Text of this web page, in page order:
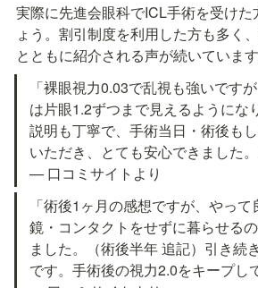
実際に先進会眼科でICL手術を受けた
ょう。割引制度を利用した方も多く
とともに紹介される声が続いています
「裸眼視力0.03で乱視も強いです
は片眼1.2ずつまで見えるようにな
説明も丁寧で、手術当日・術後も
いただき、とても安心できました。
— 口コミサイトより
「術後1ヶ月の感想ですが、やっ
鏡・コンタクトをせずに暮らせる
ました。（術後半年 追記）引き続
です。手術後の視力2.0をキープし